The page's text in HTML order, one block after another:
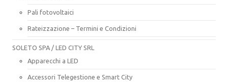
Pali fotovoltaici
Rateizzazione – Termini e Condizioni
SOLETO SPA / LED CITY SRL
Apparecchi a LED
Accessori Telegestione e Smart City